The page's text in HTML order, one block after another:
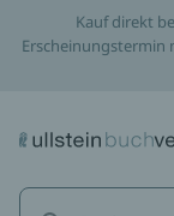
Kauf direkt
Erscheinungstermin